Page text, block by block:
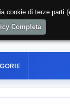
REGISTRAZIONE
di terze parti
Completa